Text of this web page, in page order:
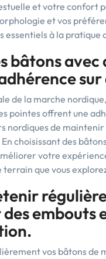
et votre confort
et vos
essentiels à la pratique
bâtons
de la marche
pointes offrent une
nordiques de
choisissant des
votre
que vous
embouts
vos bâtons de